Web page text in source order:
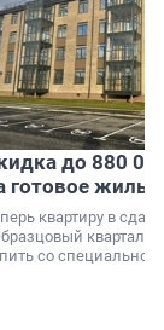
до 880
готовое
квартиру в
квартал
со специальной